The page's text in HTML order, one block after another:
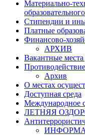
Материально-
Стипендии и
Платные
Финансово-
АРХИВ
Вакантные
Архив
О местах
Доступная среда
Международное
ЛЕТНЯЯ